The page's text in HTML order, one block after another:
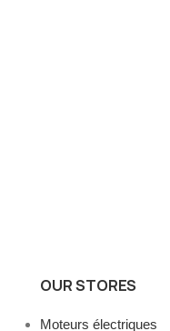
OUR STORES
Moteurs électriques